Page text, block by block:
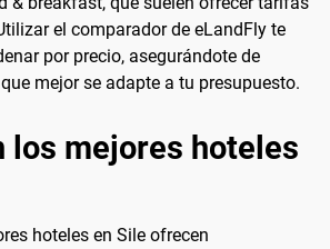
el comparador de eLandFly te
por precio, asegurándote de
mejor se adapte a tu presupuesto.
los mejores hoteles
hoteles en Sile ofrecen